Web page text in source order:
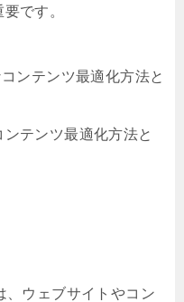
です。
ンテンツ最適化方法と
テンツ最適化方法と
、ウェブサイトやコン